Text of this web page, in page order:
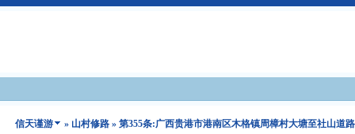
信天谨游 » 山村修路 » 第355条:广西贵港市港南区木格镇周樟村大塘至社山道